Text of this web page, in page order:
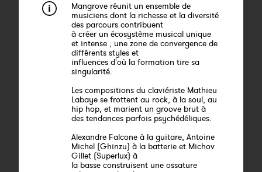
Mangrove réunit un ensemble de
musiciens dont la richesse et la diversité
des parcours contribuent
à créer un écosystème musical unique
et intense ; une zone de convergence de
différents styles et
influences d'où la formation tire sa
singularité.
Les compositions du claviériste Mathieu
Labaye se frottent au rock, à la soul, au
hip hop, et marient un groove brut à
des tendances parfois psychédéliques.
Alexandre Falcone à la guitare, Antoine
Michel (Ghinzu) à la batterie et Michov
Gillet (Superlux) à
la basse construisent une ossature